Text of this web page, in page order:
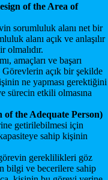
of the Area of
sorumluluk alanı net bir
alanı açık ve anlaşılır
olmalıdır.
amaçları ve başarı
açık bir şekilde
ne yapması gerektiğini
sürecin etkili olmasına
of the Adequate Person)
getirilebilmesi için
sahip kişinin
gereklilikleri göz
bilgi ve becerilere sahip